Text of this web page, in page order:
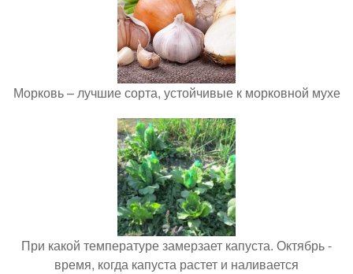
Морковь – лучшие сорта, устойчивые к морковной мухе
При какой температуре замерзает капуста. Октябрь -
время, когда капуста растет и наливается